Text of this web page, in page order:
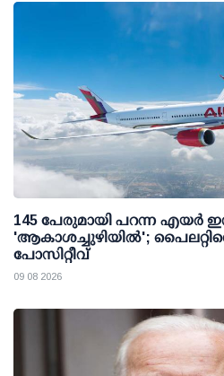
145 പേരുമായി പറന്ന എയര്‍
'ആകാശച്ചുഴിയില്‍';
പോസിറ്റീവ്
09 08 2026